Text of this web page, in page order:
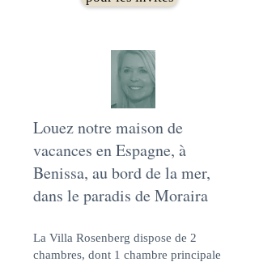
Louez notre maison de
vacances en Espagne, à
Benissa, au bord de la mer,
dans le paradis de Moraira
La Villa Rosenberg dispose de 2
chambres, dont 1 chambre principale